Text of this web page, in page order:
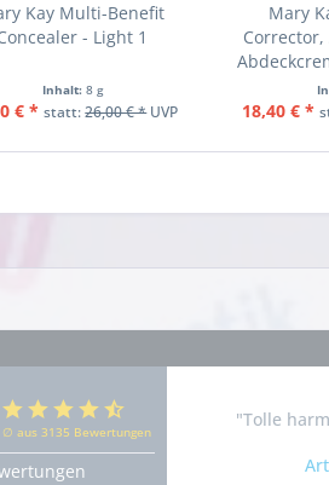
Kay Multi-Benefit
- Light 1
Inhalt: 8 g
€ * statt:26,00 € *UVP
Mary
18,40 € *
∅ aus 3135 Bewertungen
"Tolle